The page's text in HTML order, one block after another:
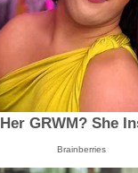
Her GRWM? She
Brainberries